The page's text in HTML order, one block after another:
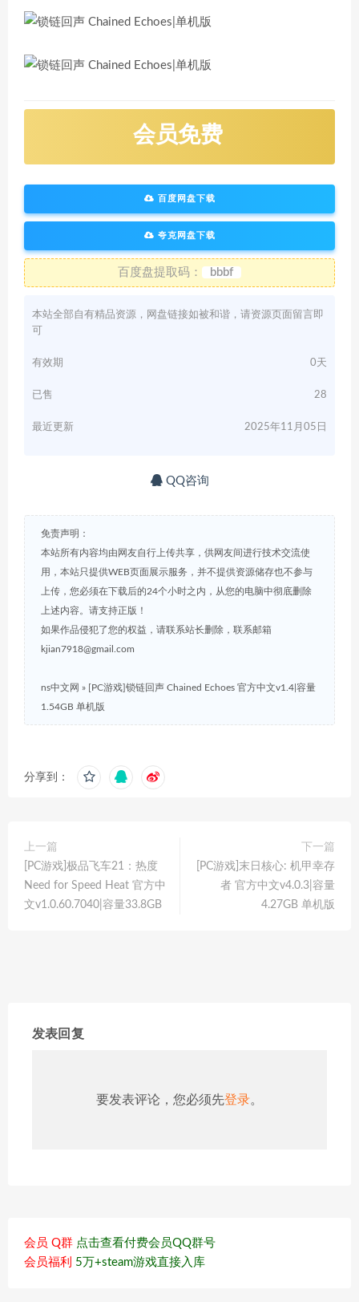
会员免费
百度网盘下载
夸克网盘下载
百度盘提取码： bbbf
本站全部自有精品资源，网盘链接如被和谐，请资源页面留言即
可
有效期 0天
已售 28
最近更新 2025年11月05日
QQ咨询
免责声明：
本站所有内容均由网友自行上传共享，供网友间进行技术交流使
用，本站只提供WEB页面展示服务，并不提供资源储存也不参与
上传，您必须在下载后的24个小时之内，从您的电脑中彻底删除
上述内容。请支持正版！
如果作品侵犯了您的权益，请联系站长删除，联系邮箱
kjian7918@gmail.com
ns中文网 » [PC游戏]锁链回声 Chained Echoes 官方中文v1.4|容量
1.54GB 单机版
分享到：
上一篇
[PC游戏]极品飞车21：热度
Need for Speed Heat 官方中
文v1.0.60.7040|容量33.8GB
下一篇
[PC游戏]末日核心: 机甲幸存
者 官方中文v4.0.3|容量
4.27GB 单机版
发表回复
要发表评论，您必须先登录。
会员 Q群 点击查看付费会员QQ群号
会员福利 5万+steam游戏直接入库